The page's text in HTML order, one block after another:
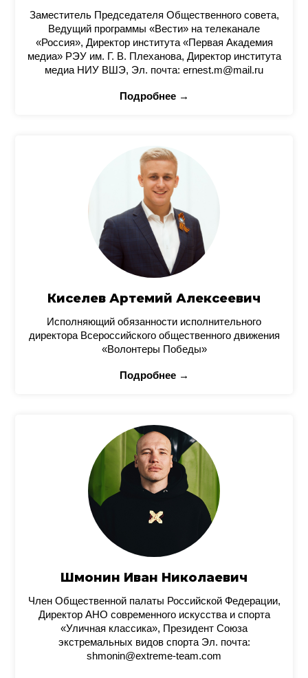
Заместитель Председателя Общественного совета,
Ведущий программы «Вести» на телеканале
«Россия», Директор института «Первая Академия
медиа» РЭУ им. Г. В. Плеханова, Директор института
медиа НИУ ВШЭ, Эл. почта: ernest.m@mail.ru
Подробнее →
Киселев Артемий Алексеевич
Исполняющий обязанности исполнительного
директора Всероссийского общественного движения
«Волонтеры Победы»
Подробнее →
Шмонин Иван Николаевич
Член Общественной палаты Российской Федерации,
Директор АНО современного искусства и спорта
«Уличная классика», Президент Союза
экстремальных видов спорта Эл. почта:
shmonin@extreme-team.com